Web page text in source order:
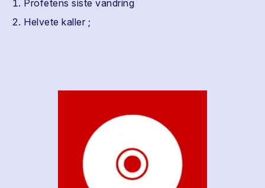
Profetens siste vandring
Helvete kaller ;